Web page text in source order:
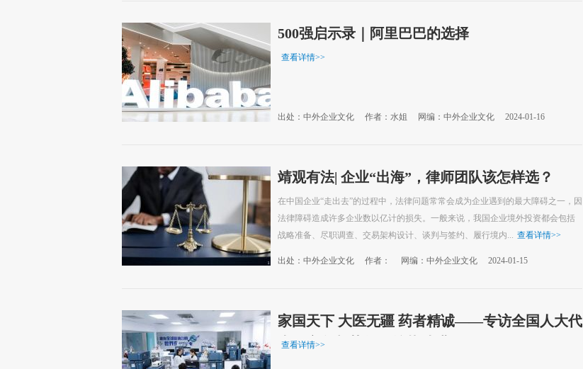
500强启示录｜阿里巴巴的选择
查看详情>>
出处：中外企业文化 作者：水姐 网编：中外企业文化 2024-01-16
靖观有法| 企业“出海”，律师团队该怎样选？
在中国企业“走出去”的过程中，法律问题常常会成为企业遇到的最大障碍之一，因
法律障碍造成许多企业数以亿计的损失。一般来说，我国企业境外投资都会包括
战略准备、尽职调查、交易架构设计、谈判与签约、履行境内...
查看详情>>
出处：中外企业文化 作者： 网编：中外企业文化 2024-01-15
家国天下 大医无疆 药者精诚——专访全国人大代
表、齐鲁制药集团总裁 李燕
查看详情>>